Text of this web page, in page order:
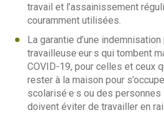
travail et l’assainissement
couramment utilisées.
La garantie d’une
travailleuse·eur·s qui tombent
COVID-19, pour celles et ceux
rester à la maison pour
scolarisé·e·s ou des
doivent éviter de travailler en